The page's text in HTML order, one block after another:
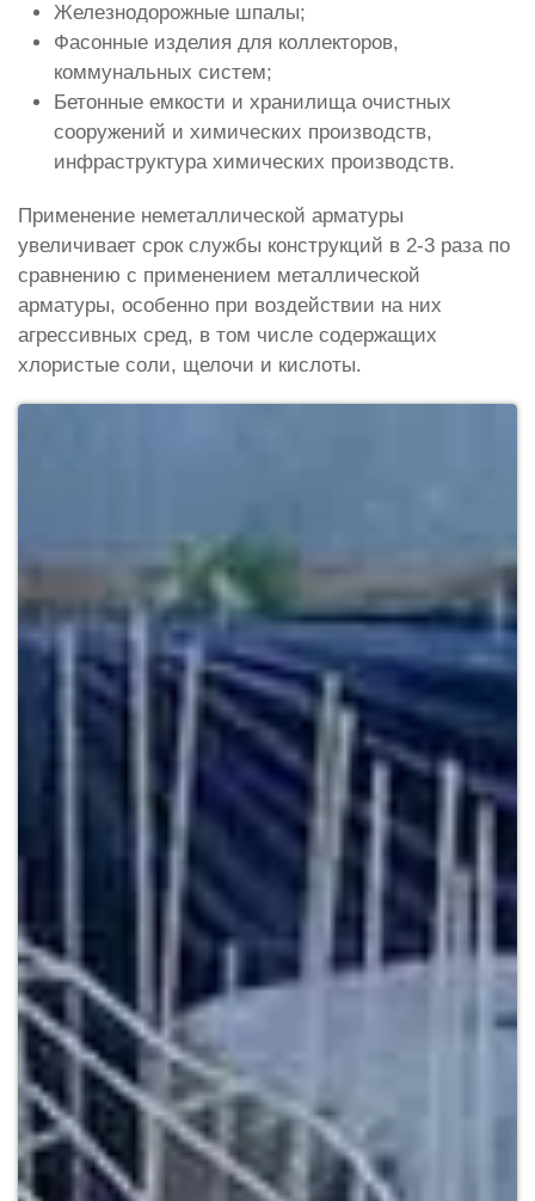
Железнодорожные шпалы;
Фасонные изделия для коллекторов,
коммунальных систем;
Бетонные емкости и хранилища очистных
сооружений и химических производств,
инфраструктура химических производств.
Применение неметаллической арматуры
увеличивает срок службы конструкций в 2-3 раза по
сравнению с применением металлической
арматуры, особенно при воздействии на них
агрессивных сред, в том числе содержащих
хлористые соли, щелочи и кислоты.